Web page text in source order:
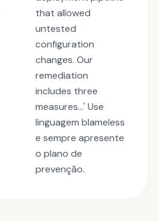
that allowed
untested
configuration
changes. Our
remediation
includes three
measures...' Use
linguagem blameless
e sempre apresente
o plano de
prevenção.